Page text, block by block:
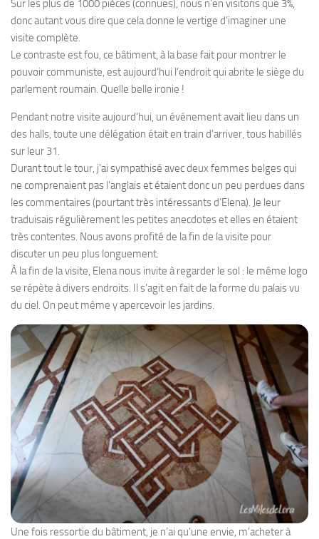
Sur les plus de 1000 pièces (connues), nous n’en visitons que 3%,
donc autant vous dire que cela donne le vertige d’imaginer une
visite complète.
Le contraste est fou, ce bâtiment, à la base fait pour montrer le
pouvoir communiste, est aujourd’hui l’endroit qui abrite le siège du
parlement roumain. Quelle belle ironie !
Pendant notre visite aujourd’hui, un événement avait lieu dans un
des halls, toute une délégation était en train d’arriver, tous habillés
sur leur 31.
Durant tout le tour, j’ai sympathisé avec deux femmes belges qui
ne comprenaient pas l’anglais et étaient donc un peu perdues dans
les commentaires (pourtant très intéressants d’Elena). Je leur
traduisais régulièrement les petites anecdotes et elles en étaient
très contentes. Nous avons profité de la fin de la visite pour
discuter un peu plus longuement.
À la fin de la visite, Elena nous invite à regarder le sol : le même logo
se répète à divers endroits. Il s’agit en fait de la forme du palais vu
du ciel. On peut même y apercevoir les jardins.
Une fois ressortie du bâtiment, je n’ai qu’une envie, m’acheter à